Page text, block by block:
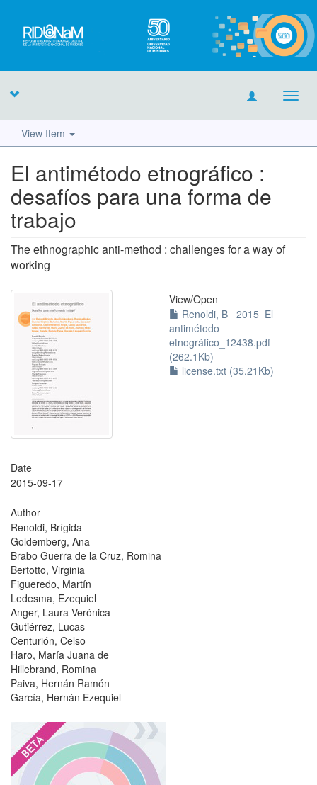
View Item
El antimétodo etnográfico :
desafíos para una forma de
trabajo
The ethnographic anti-method : challenges for a way of
working
View/Open
Renoldi, B_ 2015_El
antimétodo
etnográfico_12438.pdf
(262.1Kb)
license.txt (35.21Kb)
Date
2015-09-17
Author
Renoldi, Brígida
Goldemberg, Ana
Brabo Guerra de la Cruz, Romina
Bertotto, Virginia
Figueredo, Martín
Ledesma, Ezequiel
Anger, Laura Verónica
Gutiérrez, Lucas
Centurión, Celso
Haro, María Juana de
Hillebrand, Romina
Paiva, Hernán Ramón
García, Hernán Ezequiel
?